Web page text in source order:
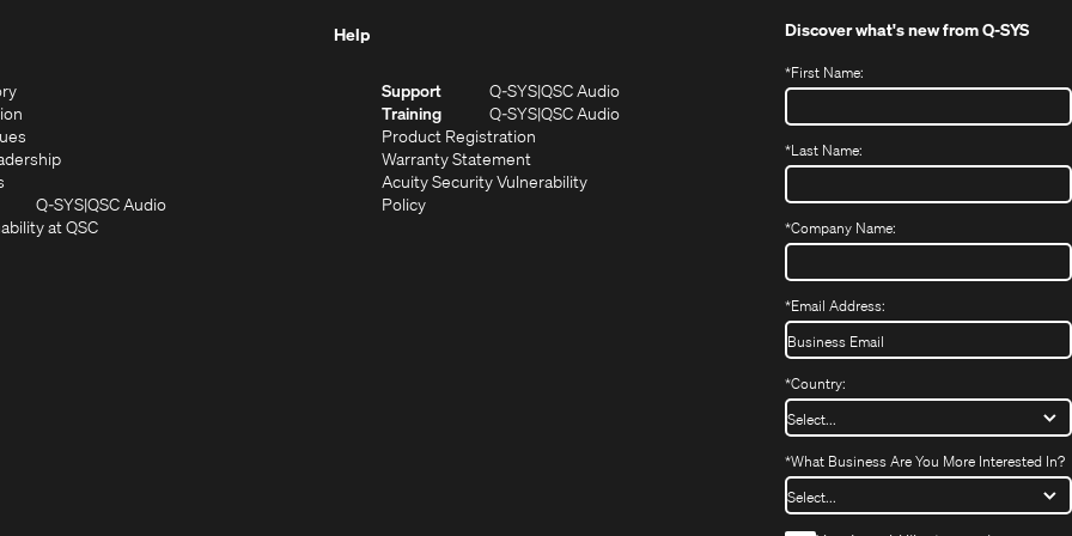
(Opens
in
new
window)
in
new
in
window)
(Opens
new
window)
new
Q-SYSQSC Audio(Opens
at QSC(Opens
Help
Support Q-SYS(Opens
in
QSC Audio(Opens
in
Training Q-SYSQSC Audio(Opens
Product Registration(Opens
new
Warranty Statement(Opens
in
Acuity Security Vulnerability
Policy(Opens
Discover what's new fromQ-SYS
*First Name:
*Last Name:
*Company Name:
*Email Address:
*Country:
*What Business Are You More Interested In?